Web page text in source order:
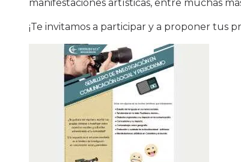
manifestaciones artísticas, entre muchas
¡Te invitamos a participar y a proponer tus